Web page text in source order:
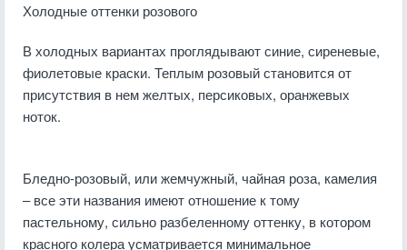
Холодные оттенки розового
В холодных вариантах проглядывают синие, сиреневые,
фиолетовые краски. Теплым розовый становится от
присутствия в нем желтых, персиковых, оранжевых
ноток.
Бледно-розовый, или жемчужный, чайная роза, камелия
– все эти названия имеют отношение к тому
пастельному, сильно разбеленному оттенку, в котором
красного колера усматривается минимальное